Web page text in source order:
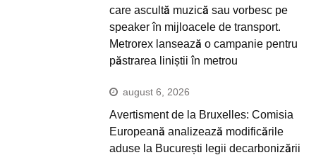
care ascultă muzică sau vorbesc pe
speaker în mijloacele de transport.
Metrorex lansează o campanie pentru
păstrarea liniștii în metrou
august 6, 2026
Avertisment de la Bruxelles: Comisia
Europeană analizează modificările
aduse la București legii decarbonizării